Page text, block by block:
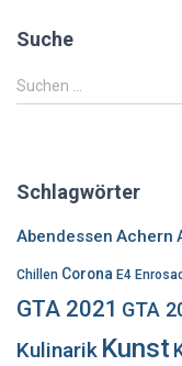
Suche
S
u
n
a
c
:
Suchen …
Schlagwörter
Abendessen Achern
Chillen Corona E4
GTA 2021 GTA
Kulinarik Kunst